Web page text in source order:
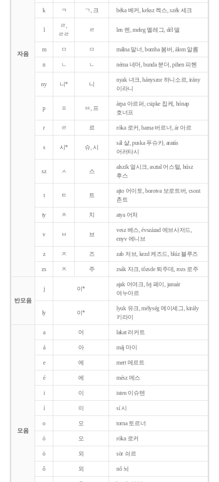
자음
k ㅋ ㄱ, 크 béka 베커, keksz 켁스, szék 세크
l
ㄹ,
ㄹㄹ
ㄹ len 렌, meleg 멜레그, dél 델
m ㅁ ㅁ málna 말너, bomba 봄버, álom 알롬
n ㄴ ㄴ néma 네머, bunda 분더, pihen 피헨
ny 니* 니
nyak 녀크, hányszor 하니소르, irány
이라니
p ㅍ ㅂ, 프
árpa 아르퍼, csipke 칩케, hónap
호너프
r ㄹ 르 róka 로커, barna 버르너, ár 아르
s 시* 슈, 시
sál 샬, puska 푸슈카, aratás
어러타시
sz ㅅ 스
alszik 얼시크, asztal 어스털, húsz
후스
t ㅌ 트
ajto 어이토, borotva 보로트버, csont
촌트
ty ㅊ 치 atya 어처
v ㅂ 브
vesz 베스, évszázad 에브사저드,
enyv 에니브
z ㅈ 즈 zab 저브, kezd 케즈드, blúz 블루즈
zs ㅈ 주 zsák 자크, tőzsde 퇴주데, rozs 로주
반모음
j 이*
ajak 어여크, fej 페이, január
여누아르
ly 이*
lyuk 유크, mélység 메이셰그, király
키라이
모음
a 어 lakat 러커트
á 아 máj 마이
e 에 mert 메르트
é 에 mész 메스
i 이 isten 이슈텐
í 이 sí 시
o 오 torna 토르너
ó 오 róka 로커
ö 외 sör 쇠르
ő 외 nő 뇌